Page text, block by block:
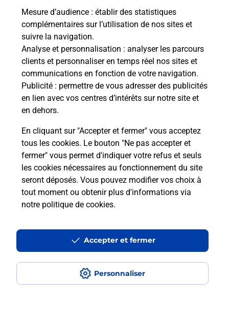
Mesure d’audience : établir des statistiques
complémentaires sur l’utilisation de nos sites et
suivre la navigation.
Analyse et personnalisation : analyser les parcours
clients et personnaliser en temps réel nos sites et
communications en fonction de votre navigation.
Publicité : permettre de vous adresser des publicités
en lien avec vos centres d’intérêts sur notre site et
en dehors.
En cliquant sur "Accepter et fermer" vous acceptez
tous les cookies. Le bouton "Ne pas accepter et
fermer" vous permet d'indiquer votre refus et seuls
les cookies nécessaires au fonctionnement du site
seront déposés. Vous pouvez modifier vos choix à
tout moment ou obtenir plus d'informations via
notre politique de cookies.
Personnaliser
Accepter et fermer
Souscrire à la téléassistance
Vous cherchez une téléassistance, téléalarme dans
la commune Chatillon Sur Chalaronne ?
Découvrez nos offres.
En savoir plus
Localiser Liste
Liste - examen code de la route
Ain - examen code de la route
Chatillon Sur Chalaronne - examen code de la route
Accessibilité : partiellement conforme
Conditions contractuelles
Mentions légales